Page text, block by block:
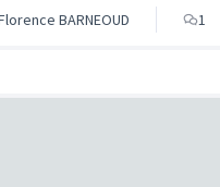
BARNEOUD 1